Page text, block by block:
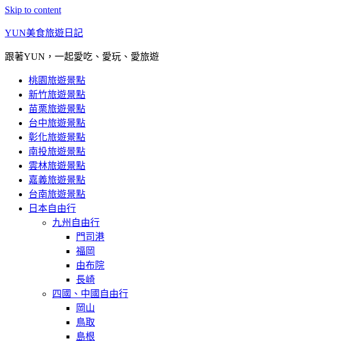
Skip to content
YUN美食旅遊日記
跟著YUN，一起愛吃、愛玩、愛旅遊
桃園旅遊景點
新竹旅遊景點
苗栗旅遊景點
台中旅遊景點
彰化旅遊景點
南投旅遊景點
雲林旅遊景點
嘉義旅遊景點
台南旅遊景點
日本自由行
九州自由行
門司港
福岡
由布院
長崎
四國、中國自由行
岡山
鳥取
島根